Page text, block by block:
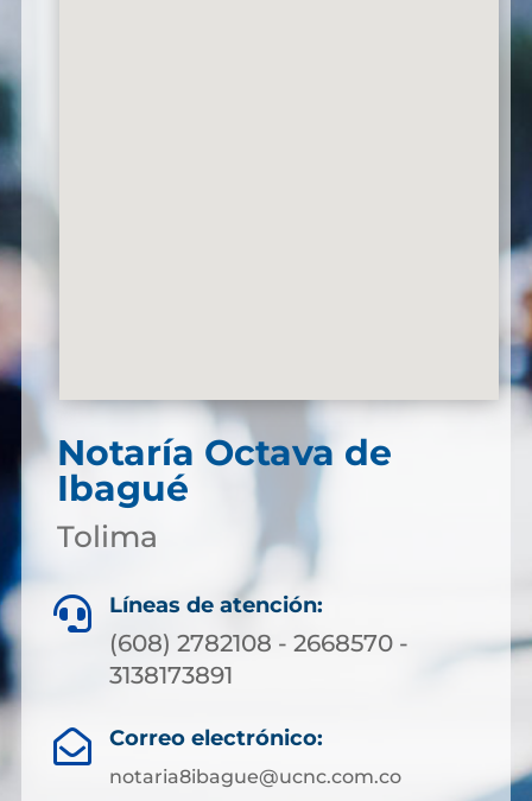
Notaría Octava de
Ibagué
Tolima
 Líneas de atención:
(608) 2782108 - 2668570 -
3138173891
 Correo electrónico:
notaria8ibague@ucnc.com.co